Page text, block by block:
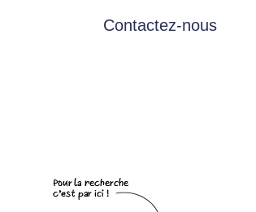
Contactez-nous